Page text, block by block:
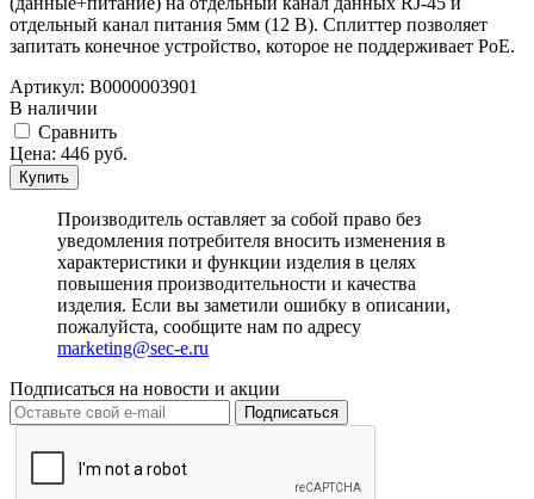
отдельный канал питания 5мм (12 В). Сплиттер позволяет
запитать конечное устройство, которое не поддерживает PoE.
Артикул: В0000003901
В наличии
Cравнить
Цена: 446 руб.
Купить
Производитель оставляет за собой право без
уведомления потребителя вносить изменения в
характеристики и функции изделия в целях
повышения производительности и качества
изделия. Если вы заметили ошибку в описании,
пожалуйста, сообщите нам по адресу
marketing@sec-e.ru
Подписаться на новости и акции
Подписаться